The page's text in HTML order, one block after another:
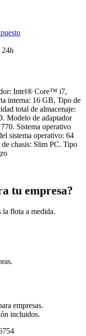
24h
Intel® Core™ i7,
interna: 16 GB, Tipo de
total de almacenaje:
Modelo de adaptador
Sistema operativo
sistema operativo: 64
chasis: Slim PC. Tipo
tu empresa?
flota a medida.
empresas.
incluidos.